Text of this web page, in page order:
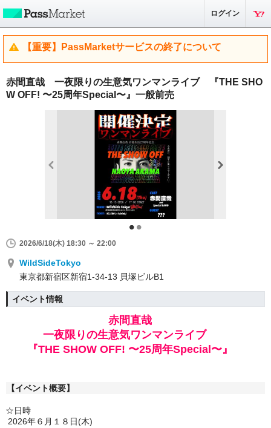
ログイン
【重要】PassMarketサービスの終了について
赤間直哉 一夜限りの生意気ワンマンライブ 『THE SHO
W OFF! 〜25周年Special〜』一般前売
2026/6/18(木) 18:30 ～ 22:00
WildSideTokyo
東京都新宿区新宿1-34-13 貝塚ビルB1
イベント情報
赤間直哉
一夜限りの生意気ワンマンライブ
『THE SHOW OFF! 〜25周年Special〜』
【イベント概要】
☆日時
2026年６月１８日(木)